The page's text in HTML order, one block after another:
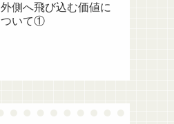
外側へ飛び込む価値に
ついて①